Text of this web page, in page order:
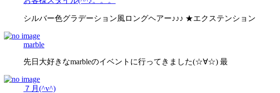
シルバー色グラデーション風ロングヘアー♪♪♪ ★エクステンション
marble
先日大好きなmarbleのイベントに行ってきました(☆∀☆) 最
７月(^v^)